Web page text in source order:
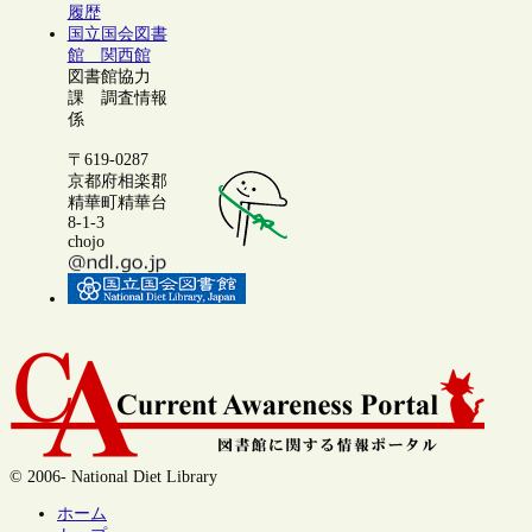
履歴
国立国会図書
館 関西館
図書館協力
課 調査情報
係
〒619-0287
京都府相楽郡
精華町精華台
8-1-3
chojo
© 2006- National Diet Library
ホーム